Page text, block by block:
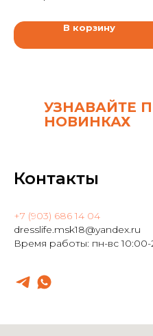
В корзину
УЗНАВАЙТЕ
НОВИНКАХ
Контакты
+7 (903) 686 14 04
dresslife.msk18@yandex.ru
Время работы: пн-вс 10:00-